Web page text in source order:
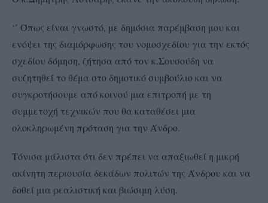
‘’ Όπως είναι γνωστό, με δημόσια παρέμβαση μου και
ενόψει της διαμόρφωσης του νομοσχεδίου για την εκτός
σχεδίου δόμηση, ζήτησα από τον κ.Σουσούδη να
συζητηθεί το θέμα στο δημοτικό συμβούλιο και να
συγκροτήσουμε από κοινού μια επιτροπή με τη
συμμετοχή τεχνικών που θα καταθέσει μια
ολοκληρωμένη πρόταση για την Άνδρο.
Τόνισα μάλιστα ότι δεν πρέπει να απαξιωθεί η μικρή
ακίνητη περιουσία δεκάδων πολιτών της Άνδρου και να
δοθεί μια ρεαλιστική και βιώσιμη λύση.